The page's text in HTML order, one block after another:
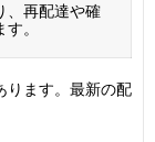
、再配達や確
。
ります。最新の配